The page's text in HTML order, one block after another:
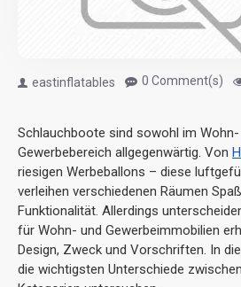
eastinflatables 0 Comment(s)
Schlauchboote sind sowohl im
Gewerbebereich allgegenwärtig. Von
riesigen Werbeballons – diese
verleihen verschiedenen Räumen
Funktionalität. Allerdings
für Wohn- und Gewerbeimmobilien
Design, Zweck und Vorschriften. In
die wichtigsten Unterschiede